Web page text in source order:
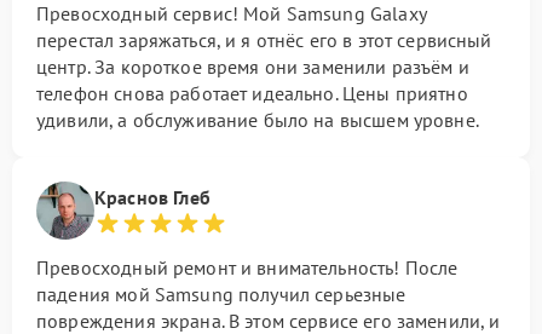
Превосходный сервис! Мой Samsung Galaxy
перестал заряжаться, и я отнёс его в этот сервисный
центр. За короткое время они заменили разъём и
телефон снова работает идеально. Цены приятно
удивили, а обслуживание было на высшем уровне.
Краснов Глеб
Превосходный ремонт и внимательность! После
падения мой Samsung получил серьезные
повреждения экрана. В этом сервисе его заменили, и